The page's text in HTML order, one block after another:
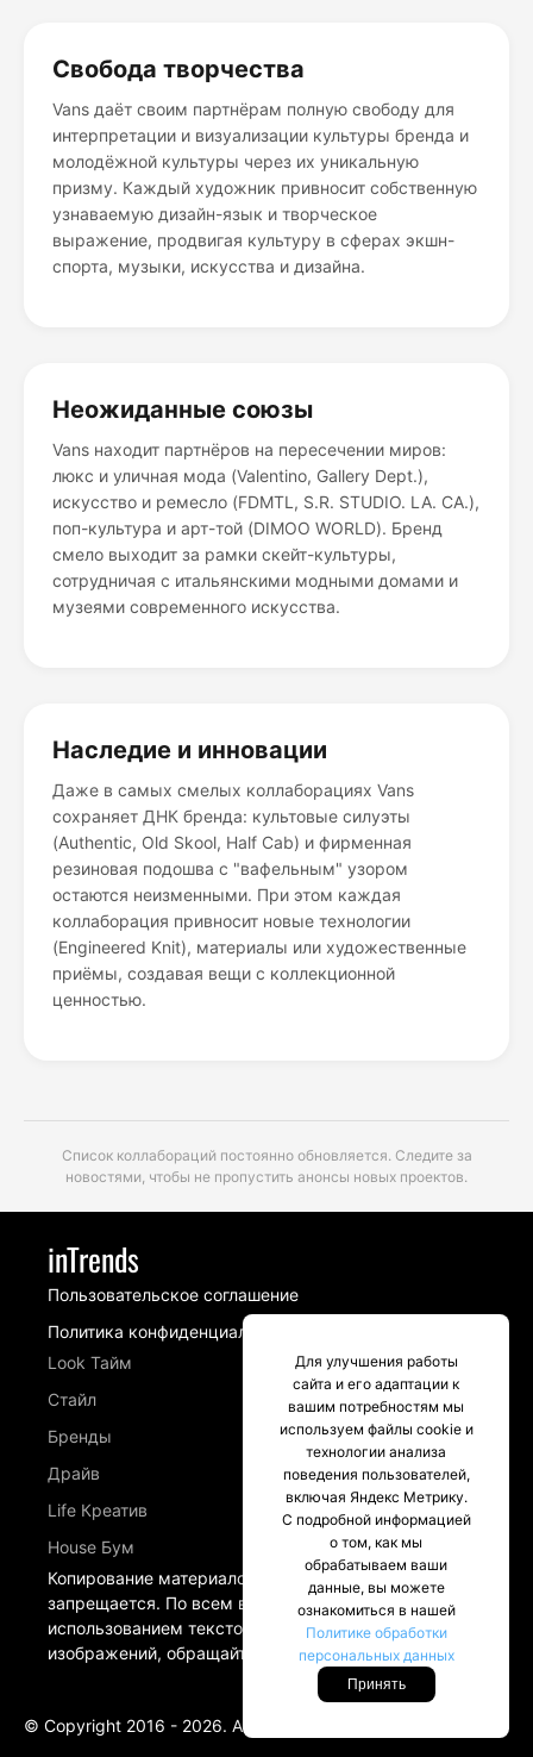
Свобода творчества
Vans даёт своим партнёрам полную свободу для
интерпретации и визуализации культуры бренда и
молодёжной культуры через их уникальную
призму. Каждый художник привносит собственную
узнаваемую дизайн-язык и творческое
выражение, продвигая культуру в сферах экшн-
спорта, музыки, искусства и дизайна.
Неожиданные союзы
Vans находит партнёров на пересечении миров:
люкс и уличная мода (Valentino, Gallery Dept.),
искусство и ремесло (FDMTL, S.R. STUDIO. LA. CA.),
поп-культура и арт-той (DIMOO WORLD). Бренд
смело выходит за рамки скейт-культуры,
сотрудничая с итальянскими модными домами и
музеями современного искусства.
Наследие и инновации
Даже в самых смелых коллаборациях Vans
сохраняет ДНК бренда: культовые силуэты
(Authentic, Old Skool, Half Cab) и фирменная
резиновая подошва с "вафельным" узором
остаются неизменными. При этом каждая
коллаборация привносит новые технологии
(Engineered Knit), материалы или художественные
приёмы, создавая вещи с коллекционной
ценностью.
Список коллабораций постоянно обновляется. Следите за
новостями, чтобы не пропустить анонсы новых проектов.
inTrends
Пользовательское соглашение
Политика конфиденциальности
Look Тайм
Стайл
Бренды
Драйв
Life Креатив
House Бум
Копирование материалов сайта intrends.ru
запрещается. По всем вопросам, связанных с
использованием текстовых материалов и
изображений, обращайтесь в разделе Контакты.
© Copyright 2016 - 2026. All Rights Reserved
Для улучшения работы
сайта и его адаптации к
вашим потребностям мы
используем файлы cookie и
технологии анализа
поведения пользователей,
включая Яндекс Метрику.
С подробной информацией
о том, как мы
обрабатываем ваши
данные, вы можете
ознакомиться в нашей
Политике обработки
персональных данных
Принять